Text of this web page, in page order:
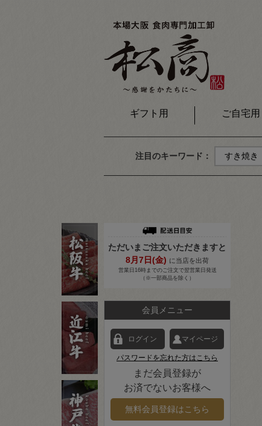
ギフト用 ご自宅用
注目のキーワード： すき焼き
ただいまご注文いただきますと
8月 7 日(金) に当店を出荷
営業日16時までのご注文で翌営業日発送
（※一部商品を除く）
会員メニュー
ログイン マイページ
パスワードを忘れた方はこちら
まだ会員登録が
お済でないお客様へ
無料会員登録はこちら